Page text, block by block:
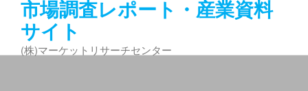
ン
市場調査レポート・産業資料
サイト
(株)マーケットリサーチセンター